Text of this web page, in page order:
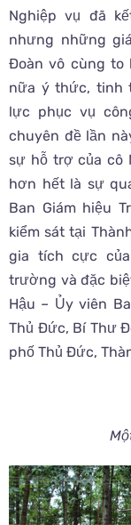
Nghiệp vụ đã
nhưng những
Đoàn vô cùng to
nữa ý thức, tinh
lực phục vụ
chuyên đề lần
sự hỗ trợ của cô
hơn hết là sự
Ban Giám hiệu
kiểm sát tại
gia tích cực
trường và đặc
Hậu – Ủy viên
Thủ Đức, Bí Thư
phố Thủ Đức,